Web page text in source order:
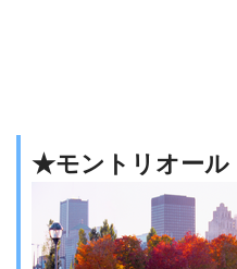
★モントリオール